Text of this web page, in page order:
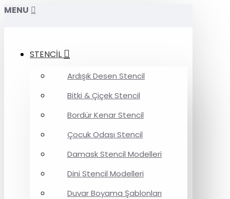
MENU
STENCİL
Ardışık Desen Stencil
Bitki & Çiçek Stencil
Bordür Kenar Stencil
Çocuk Odası Stencil
Damask Stencil Modelleri
Dini Stencil Modelleri
Duvar Boyama Şablonları